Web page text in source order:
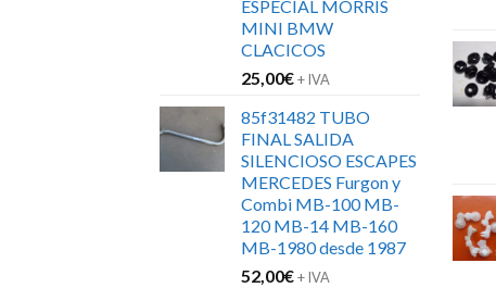
ESPECIAL MORRIS
MINI BMW
CLACICOS
25,00€+ IVA
85f31482 TUBO
FINAL SALIDA
SILENCIOSO ESCAPES
MERCEDES Furgon y
Combi MB-100 MB-
120 MB-14 MB-160
MB-1980 desde 1987
52,00€+ IVA